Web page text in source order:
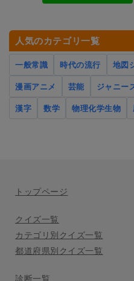
人気のカテゴリ一覧
一般常識 時代の流行 地図
漫画アニメ
芸能 ジャニー
漢字
数学 物理化学生物
トップページ
クイズ一覧
カテゴリ別クイズ一覧
都道府県別クイズ一覧
診断一覧